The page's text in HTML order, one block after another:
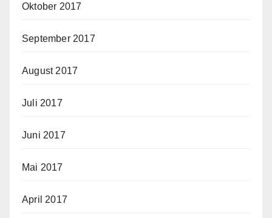
Oktober 2017
September 2017
August 2017
Juli 2017
Juni 2017
Mai 2017
April 2017